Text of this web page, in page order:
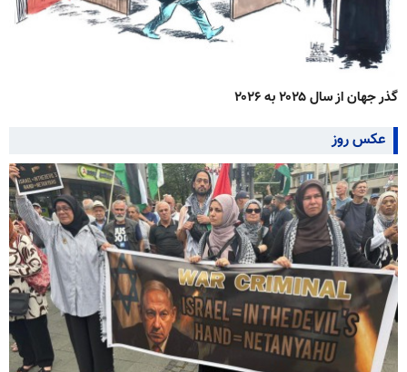
گذر جهان از سال ۲۰۲۵ به ۲۰۲۶
عکس روز